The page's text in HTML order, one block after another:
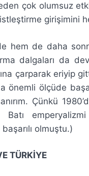
çok olumsuz
girişimini
hem de daha
dalgaları da
çarparak eriyip
önemli ölçüde
Çünkü
Batı
olmuştu.)
TÜRKİYE